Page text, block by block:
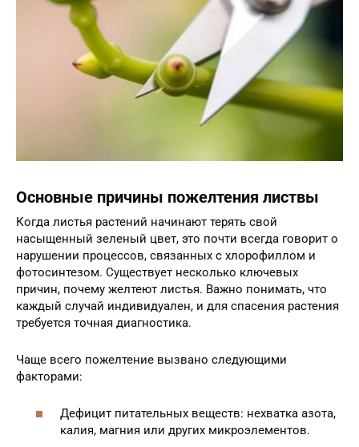
Основные причины пожелтения листвы
Когда листья растений начинают терять свой
насыщенный зеленый цвет, это почти всегда говорит о
нарушении процессов, связанных с хлорофиллом и
фотосинтезом. Существует несколько ключевых
причин, почему желтеют листья. Важно понимать, что
каждый случай индивидуален, и для спасения растения
требуется точная диагностика.
Чаще всего пожелтение вызвано следующими
факторами:
Дефицит питательных веществ: нехватка азота,
калия, магния или других микроэлементов.